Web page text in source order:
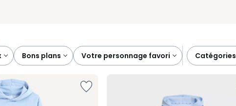
bons plans votre personnage favori catégories